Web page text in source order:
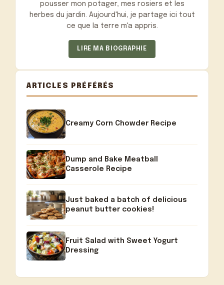
pousser mon potager, mes rosiers et les
herbes du jardin. Aujourd'hui, je partage ici tout
ce que la terre m'a appris.
LIRE MA BIOGRAPHIE
ARTICLES PRÉFÉRÉS
Creamy Corn Chowder Recipe
Dump and Bake Meatball
Casserole Recipe
Just baked a batch of delicious
peanut butter cookies!
Fruit Salad with Sweet Yogurt
Dressing